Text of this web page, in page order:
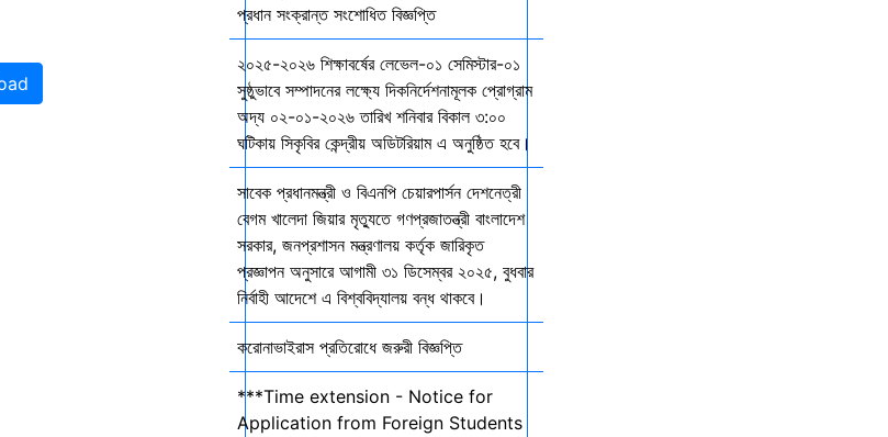
প্রধান সংক্রান্ত সংশোধিত বিজ্ঞপ্তি
২০২৫-২০২৬ শিক্ষাবর্ষের লেভেল-০১ সেমিস্টার-০১
সুষ্ঠুভাবে সম্পাদনের লক্ষ্যে দিকনির্দেশনামূলক প্রোগ্রাম
অদ্য ০২-০১-২০২৬ তারিখ শনিবার বিকাল ৩:০০
ঘটিকায় সিকৃবির কেন্দ্রীয় অডিটরিয়াম এ অনুষ্ঠিত হবে।
সাবেক প্রধানমন্ত্রী ও বিএনপি চেয়ারপার্সন দেশনেত্রী
বেগম খালেদা জিয়ার মৃত্যুতে গণপ্রজাতন্ত্রী বাংলাদেশ
সরকার, জনপ্রশাসন মন্ত্রণালয় কর্তৃক জারিকৃত
প্রজ্ঞাপন অনুসারে আগামী ৩১ ডিসেম্বর ২০২৫, বুধবার
নির্বাহী আদেশে এ বিশ্ববিদ্যালয় বন্ধ থাকবে।
করোনাভাইরাস প্রতিরোধে জরুরী বিজ্ঞপ্তি
***Time extension - Notice for
Application from Foreign Students